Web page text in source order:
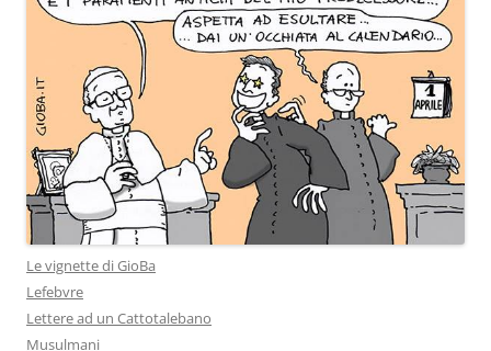
Le vignette di GioBa
Lefebvre
Lettere ad un Cattotalebano
Musulmani